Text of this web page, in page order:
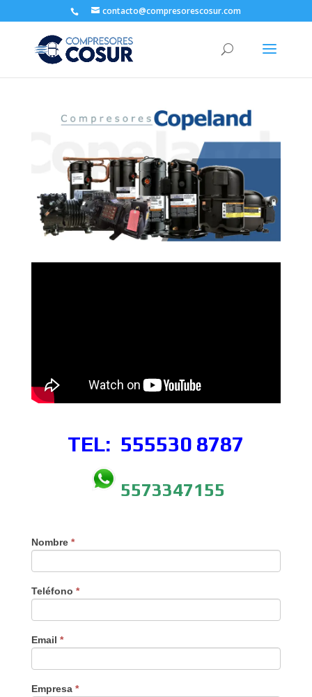
contacto@compresorescosur.com
TEL: 555530 8787
5573347155
Nombre *
Teléfono *
Email *
Empresa *